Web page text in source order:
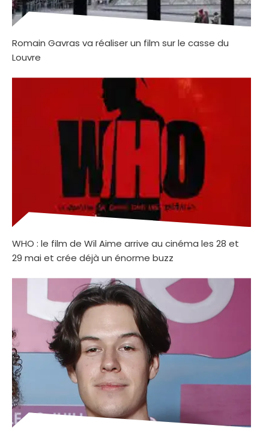
Romain Gavras va réaliser un film sur le casse du
Louvre
WHO : le film de Wil Aime arrive au cinéma les 28 et
29 mai et crée déjà un énorme buzz